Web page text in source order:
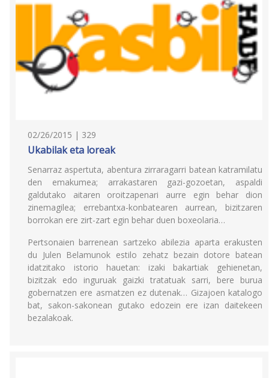
02/26/2015 | 329
Ukabilak eta loreak
Senarraz aspertuta, abentura zirraragarri batean katramilatu
den emakumea; arrakastaren gazi-gozoetan, aspaldi
galdutako aitaren oroitzapenari aurre egin behar dion
zinemagilea; errebantxa-konbatearen aurrean, bizitzaren
borrokan ere zirt-zart egin behar duen boxeolaria…
Pertsonaien barrenean sartzeko abilezia aparta erakusten
du Julen Belamunok estilo zehatz bezain dotore batean
idatzitako istorio hauetan: izaki bakartiak gehienetan,
bizitzak edo inguruak gaizki tratatuak sarri, bere burua
gobernatzen ere asmatzen ez dutenak… Gizajoen katalogo
bat, sakon-sakonean gutako edozein ere izan daitekeen
bezalakoak.